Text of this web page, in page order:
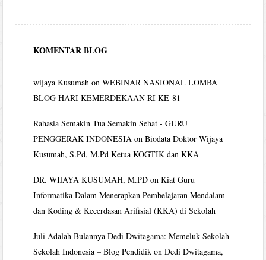
KOMENTAR BLOG
wijaya Kusumah onWEBINAR NASIONAL LOMBA
BLOG HARI KEMERDEKAAN RI KE-81
Rahasia Semakin Tua Semakin Sehat - GURU
PENGGERAK INDONESIA onBiodata Doktor Wijaya
Kusumah, S.Pd, M.Pd Ketua KOGTIK dan KKA
DR. WIJAYA KUSUMAH, M.PD onKiat Guru
Informatika Dalam Menerapkan Pembelajaran Mendalam
dan Koding & Kecerdasan Arifisial (KKA) di Sekolah
Juli Adalah Bulannya Dedi Dwitagama: Memeluk Sekolah-
Sekolah Indonesia – Blog Pendidik onDedi Dwitagama,